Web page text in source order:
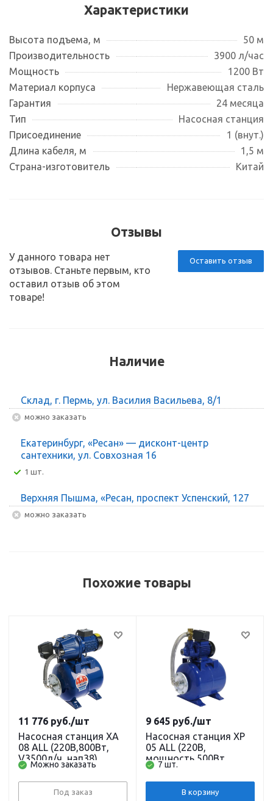
Характеристики
Высота подъема, м
50 м
Производительность
3900 л/час
Мощность
1200 Вт
Материал корпуса
Нержавеющая сталь
Гарантия
24 месяца
Тип
Насосная станция
Присоединение
1 (внут.)
Длина кабеля, м
1,5 м
Страна-изготовитель
Китай
Отзывы
Оставить отзыв
У данного товара нет
отзывов. Станьте первым, кто
оставил отзыв об этом
товаре!
Наличие
Склад, г. Пермь, ул. Василия Васильева, 8/1
Можно заказать
Екатеринбург, «Ресан» — дисконт-центр
сантехники, ул. Совхозная 16
1 шт.
Верхняя Пышма, «Ресан, проспект Успенский, 127
Можно заказать
Похожие товары
Насосная станция XA
08 ALL (220В,800Вт,
V3500л/ч, нап38)
кабель 1,5 м. BELAMOS
Можно заказать
11 776 руб./шт
Под заказ
Насосная станция XP
05 ALL (220В,
мощность 500Вт,
производительность
2400л/ч, напор 33 м,
глубина всасывания 8
7 шт.
9 645 руб./шт
В корзину